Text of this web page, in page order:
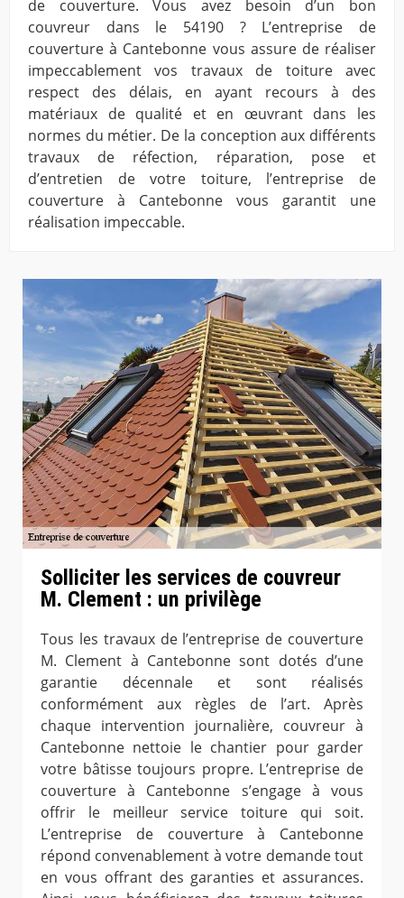
de couverture. Vous avez besoin d’un bon
couvreur dans le 54190 ? L’entreprise de
couverture à Cantebonne vous assure de réaliser
impeccablement vos travaux de toiture avec
respect des délais, en ayant recours à des
matériaux de qualité et en œuvrant dans les
normes du métier. De la conception aux différents
travaux de réfection, réparation, pose et
d’entretien de votre toiture, l’entreprise de
couverture à Cantebonne vous garantit une
réalisation impeccable.
Solliciter les services de couvreur
M. Clement : un privilège
Tous les travaux de l’entreprise de couverture
M. Clement à Cantebonne sont dotés d’une
garantie décennale et sont réalisés
conformément aux règles de l’art. Après
chaque intervention journalière, couvreur à
Cantebonne nettoie le chantier pour garder
votre bâtisse toujours propre. L’entreprise de
couverture à Cantebonne s’engage à vous
offrir le meilleur service toiture qui soit.
L’entreprise de couverture à Cantebonne
répond convenablement à votre demande tout
en vous offrant des garanties et assurances.